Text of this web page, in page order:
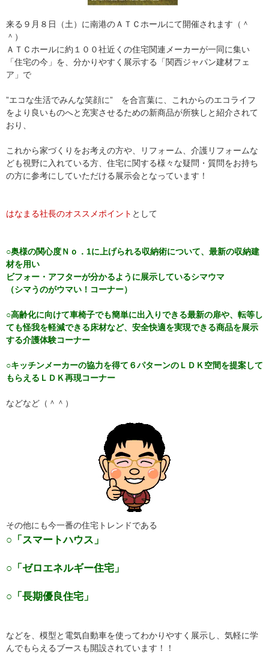
来る９月８日（土）に南港のＡＴＣホールにて開催されます（＾
＾）
ＡＴＣホールに約１００社近くの住宅関連メーカーが一同に集い
「住宅の今」を、分かりやすく展示する「関西ジャパン建材フェ
ア」で
”エコな生活でみんな笑顔に” を合言葉に、これからのエコライフ
をより良いものへと充実させるための新商品が所狭しと紹介されて
おり、
これから家づくりをお考えの方や、リフォーム、介護リフォームな
ども視野に入れている方、住宅に関する様々な疑問・質問をお持ち
の方に参考にしていただける展示会となっています！
はなまる社長のオススメポイント として
○奥様の関心度Ｎｏ．1に上げられる収納術について、最新の収納建
材を用い
ビフォー・アフターが分かるように展示しているシマウマ
（シマうのがウマい！コーナー）
○高齢化に向けて車椅子でも簡単に出入りできる最新の扉や、転等し
ても怪我を軽減できる床材など、安全快適を実現できる商品を展示
する介護体験コーナー
○キッチンメーカーの協力を得て６パターンのＬＤＫ空間を提案して
もらえるＬＤＫ再現コーナー
などなど（＾＾）
その他にも今一番の住宅トレンドである
○「スマートハウス」
○「ゼロエネルギー住宅」
○「長期優良住宅」
などを、模型と電気自動車を使ってわかりやすく展示し、気軽に学
んでもらえるブースも開設されています！！